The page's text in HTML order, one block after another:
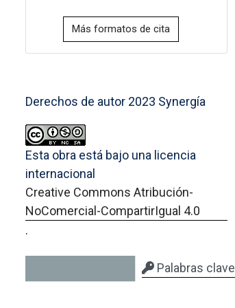
Más formatos de cita
Derechos de autor 2023 Synergía
Esta obra está bajo una licencia
internacional
Creative Commons Atribución-
NoComercial-CompartirIgual 4.0
.
Palabras clave